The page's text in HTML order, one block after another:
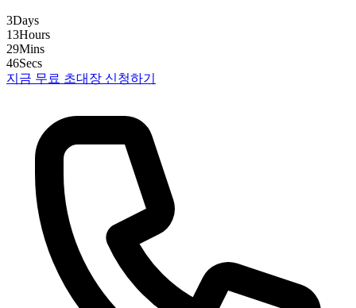
3Days
13Hours
29Mins
45Secs
지금 무료 초대장 신청하기